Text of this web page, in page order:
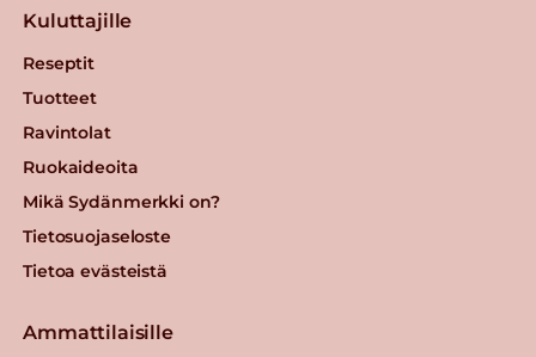
Kuluttajille
Reseptit
Tuotteet
Ravintolat
Ruokaideoita
Mikä Sydänmerkki on?
Tietosuojaseloste
Tietoa evästeistä
Ammattilaisille